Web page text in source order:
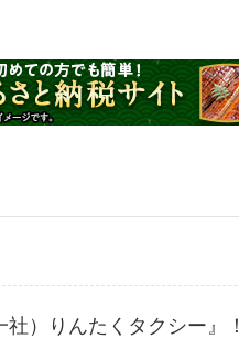
）りんたくタクシー』！